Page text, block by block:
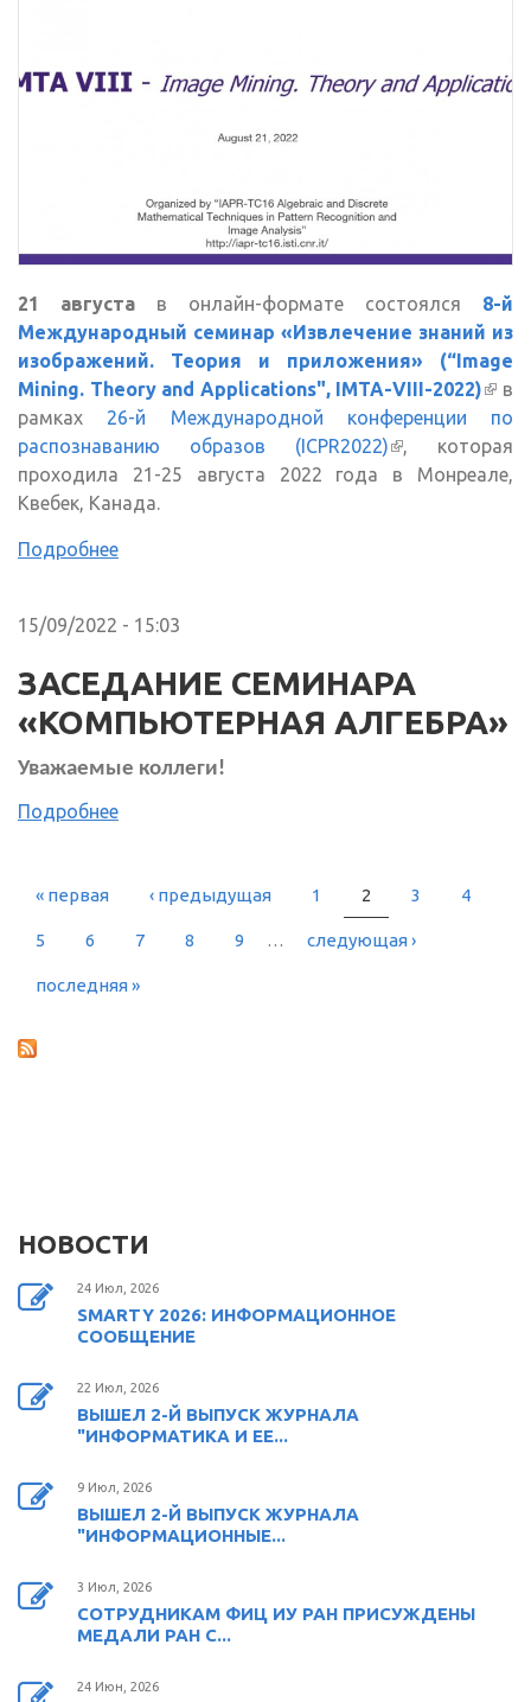
21 августа в онлайн-формате состоялся 8-й
Международный семинар «Извлечение знаний из
изображений. Теория и приложения» (“Image
Mining. Theory and Applications", IMTA-VIII-2022)
в
рамках 26-й Международной конференции по
распознаванию образов (ICPR2022)(внешняя
ссылка)
, которая
проходила 21-25 августа 2022 года в Монреале,
Квебек, Канада.
Подробнее
15/09/2022 - 15:03
ЗАСЕДАНИЕ СЕМИНАРА
«КОМПЬЮТЕРНАЯ АЛГЕБРА»
Уважаемые коллеги!
Подробнее
СТРАНИЦЫ
« первая ‹ предыдущая 1 2 3 4
5 6 7 8 9 … следующая ›
последняя »
НОВОСТИ
24 Июл, 2026
SMARTY 2026: ИНФОРМАЦИОННОЕ
СООБЩЕНИЕ
22 Июл, 2026
ВЫШЕЛ 2-Й ВЫПУСК ЖУРНАЛА
"ИНФОРМАТИКА И ЕЕ...
9 Июл, 2026
ВЫШЕЛ 2-Й ВЫПУСК ЖУРНАЛА
"ИНФОРМАЦИОННЫЕ...
3 Июл, 2026
СОТРУДНИКАМ ФИЦ ИУ РАН ПРИСУЖДЕНЫ
МЕДАЛИ РАН С...
24 Июн, 2026